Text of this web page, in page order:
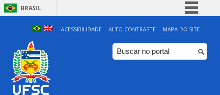
BRASIL
Simplifique!
Comunica BR
Participe
ACESSIBILIDADE ALTO CONTRASTE MAPA DO SITE